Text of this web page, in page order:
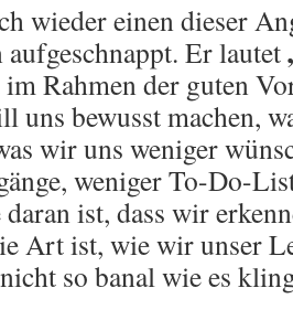
wieder einen dieser
aufgeschnappt. Er lautet
Rahmen der guten
uns bewusst machen,
wir uns weniger
weniger To-Do-
ist, dass wir
Art ist, wie wir unser
so banal wie es